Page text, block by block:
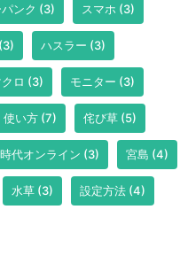
ンク (3) スマホ (3)
ハスラー (3)
ロ (3) モニター (3)
使い方(7) 侘び草(5)
代オンライン (3) 宮島 (4)
水草 (3) 設定方法 (4)